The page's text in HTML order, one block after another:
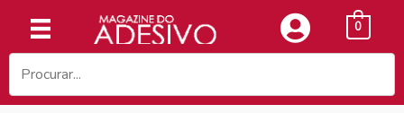
conteúdo
0